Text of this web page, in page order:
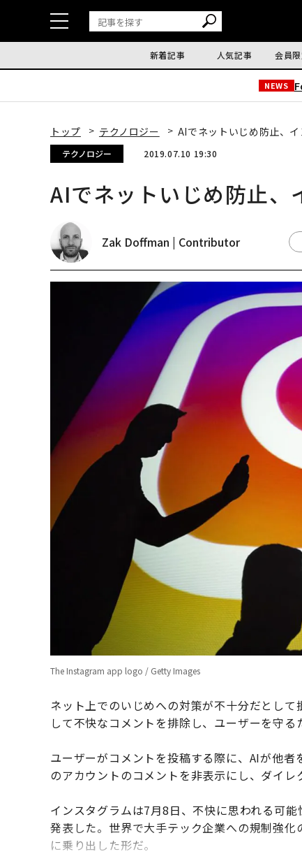
新着記事 人気記事 会員
NEWS
トップ テクノロジー AIでネットいじめ防止、
テクノロジー 2019.07.10 19:30
AIでネットいじめ防止、
Zak Doffman | Contributor
The Instagram app logo / Getty Images
ネット上でのいじめへの対策が不十分だとし
して不快なコメントを排除し、ユーザーを守る
ユーザーがコメントを投稿する際に、AIが他
のアカウントのコメントを非表示にし、ダイ
インスタグラムは7月8日、不快に思われる可
発表した。世界で大手テック企業への規制強
に乗り出した形だ。